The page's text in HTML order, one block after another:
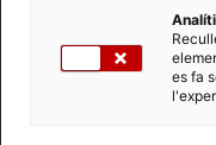
es fa